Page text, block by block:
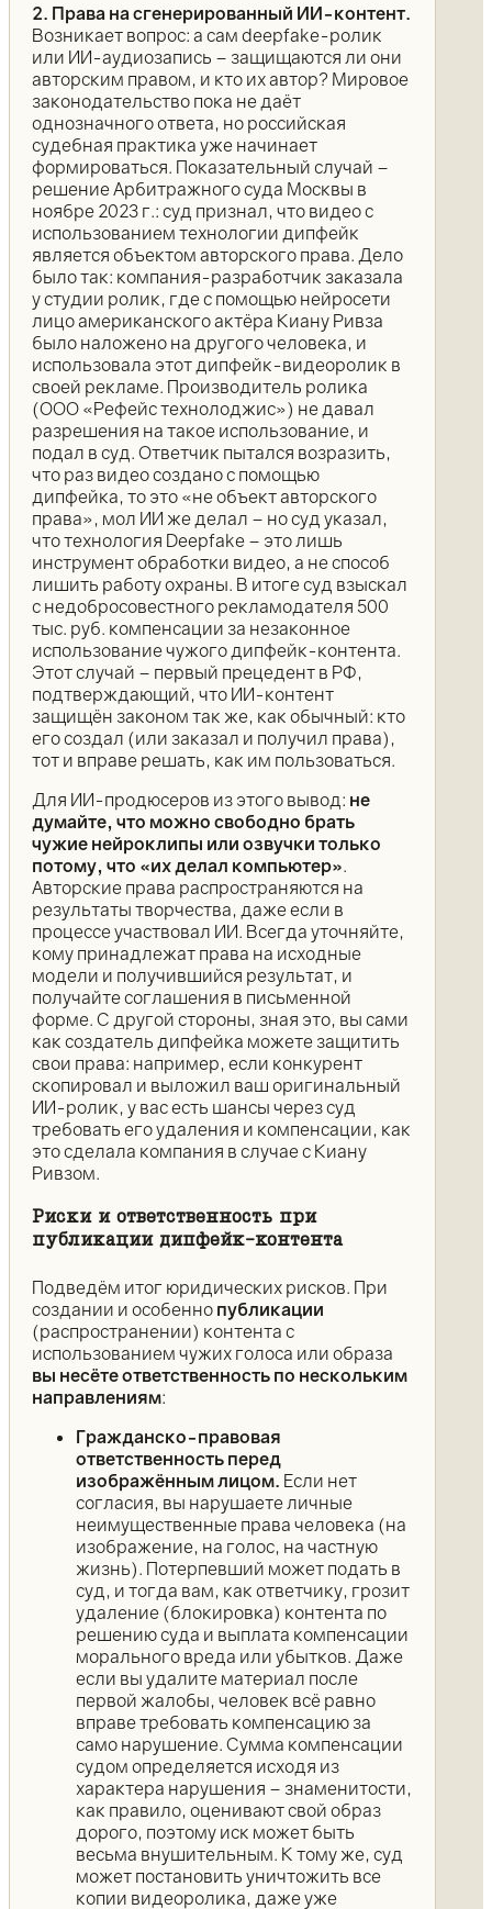
2. Права на сгенерированный ИИ-контент.
Возникает вопрос: а сам deepfake-ролик
или ИИ-аудиозапись – защищаются ли они
авторским правом, и кто их автор? Мировое
законодательство пока не даёт
однозначного ответа, но российская
судебная практика уже начинает
формироваться. Показательный случай –
решение Арбитражного суда Москвы в
ноябре 2023 г.: суд признал, что видео с
использованием технологии дипфейк
является объектом авторского права. Дело
было так: компания-разработчик заказала
у студии ролик, где с помощью нейросети
лицо американского актёра Киану Ривза
было наложено на другого человека, и
использовала этот дипфейк-видеоролик в
своей рекламе. Производитель ролика
(ООО «Рефейс технолоджис») не давал
разрешения на такое использование, и
подал в суд. Ответчик пытался возразить,
что раз видео создано с помощью
дипфейка, то это «не объект авторского
права», мол ИИ же делал – но суд указал,
что технология Deepfake – это лишь
инструмент обработки видео, а не способ
лишить работу охраны. В итоге суд взыскал
с недобросовестного рекламодателя 500
тыс. руб. компенсации за незаконное
использование чужого дипфейк-контента.
Этот случай – первый прецедент в РФ,
подтверждающий, что ИИ-контент
защищён законом так же, как обычный: кто
его создал (или заказал и получил права),
тот и вправе решать, как им пользоваться.
Для ИИ-продюсеров из этого вывод: не
думайте, что можно свободно брать
чужие нейроклипы или озвучки только
потому, что «их делал компьютер».
Авторские права распространяются на
результаты творчества, даже если в
процессе участвовал ИИ. Всегда уточняйте,
кому принадлежат права на исходные
модели и получившийся результат, и
получайте соглашения в письменной
форме. С другой стороны, зная это, вы сами
как создатель дипфейка можете защитить
свои права: например, если конкурент
скопировал и выложил ваш оригинальный
ИИ-ролик, у вас есть шансы через суд
требовать его удаления и компенсации, как
это сделала компания в случае с Киану
Ривзом.
Риски и ответственность при
публикации дипфейк-контента
Подведём итог юридических рисков. При
создании и особенно публикации
(распространении) контента с
использованием чужих голоса или образа
вы несёте ответственность по нескольким
направлениям:
Гражданско-правовая
ответственность перед
изображённым лицом. Если нет
согласия, вы нарушаете личные
неимущественные права человека (на
изображение, на голос, на частную
жизнь). Потерпевший может подать в
суд, и тогда вам, как ответчику, грозит
удаление (блокировка) контента по
решению суда и выплата компенсации
морального вреда или убытков. Даже
если вы удалите материал после
первой жалобы, человек всё равно
вправе требовать компенсацию за
само нарушение. Сумма компенсации
судом определяется исходя из
характера нарушения – знаменитости,
как правило, оценивают свой образ
дорого, поэтому иск может быть
весьма внушительным. К тому же, суд
может постановить уничтожить все
копии видеоролика, даже уже